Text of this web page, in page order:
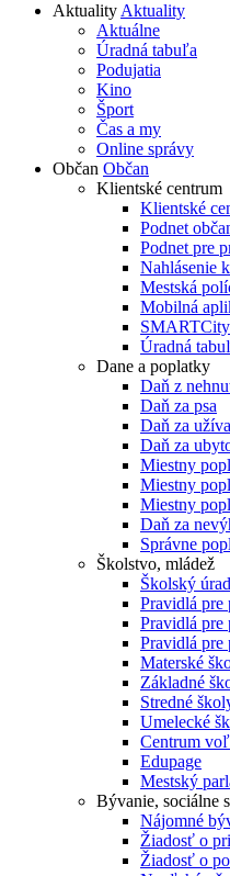
AktualityAktuality
Aktuálne
Úradná tabuľa
Podujatia
Kino
Šport
Čas a my
Online správy
Občan Občan
Klientské centrum
Klientské
Podnet
Podnet pre
Nahlásenie
Mestská
Mobilná
Úradná
Dane a poplatky
Daň z
Daň za psa
Daň za
Daň za
Miestny
Miestny
Miestny
Daň za
Správne
Školstvo, mládež
Školský úrad
Pravidlá pre
Pravidlá pre
Pravidlá pre
Materské
Základné
Stredné
Umelecké
Centrum
Edupage
Mestský
Bývanie, sociálne
Nájomné
Žiadosť o
Žiadosť o